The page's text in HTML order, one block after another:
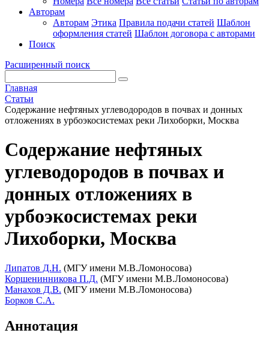
Авторам
Авторам Этика Правила подачи статей Шаблон
оформления статей Шаблон договора с авторами
Поиск
Расширенный поиск
Главная
Статьи
Содержание нефтяных углеводородов в почвах и донных
отложениях в урбоэкосистемах реки Лихоборки, Москва
Содержание нефтяных
углеводородов в почвах и
донных отложениях в
урбоэкосистемах реки
Лихоборки, Москва
Липатов Д.Н. (МГУ имени М.В.Ломоносова)
Коршенинникова П.Д. (МГУ имени М.В.Ломоносова)
Манахов Д.В. (МГУ имени М.В.Ломоносова)
Борков С.А.
Аннотация